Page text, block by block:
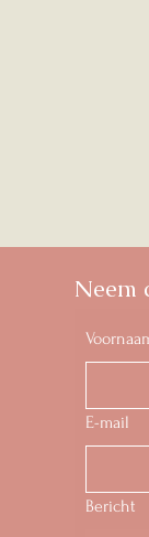
Neem
E-mail
Bericht